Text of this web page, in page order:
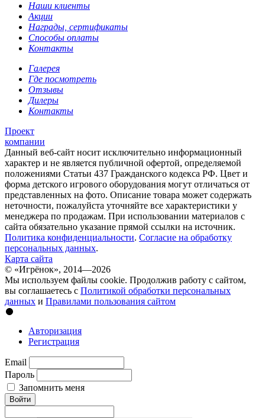
Наши клиенты
Акции
Награды, сертификаты
Способы оплаты
Контакты
Галерея
Где посмотреть
Отзывы
Дилеры
Контакты
Проект
компании
Данный веб-сайт носит исключительно информационный
характер и не является публичной офертой, определяемой
положениями Статьи 437 Гражданского кодекса РФ. Цвет и
форма детского игрового оборудования могут отличаться от
представленных на фото. Описание товара может содержать
неточности, пожалуйста уточняйте все характеристики у
менеджера по продажам. При использовании материалов с
сайта обязательно указание прямой ссылки на источник.
Политика конфиденциальности. Согласие на обработку
персональных данных.
Карта сайта
© «Игрёнок», 2014—2026
Мы используем файлы cookie. Продолжив работу с сайтом,
вы соглашаетесь с Политикой обработки персональных
данных и Правилами пользования сайтом
Авторизация
Регистрация
Email
Пароль
Запомнить меня
Войти